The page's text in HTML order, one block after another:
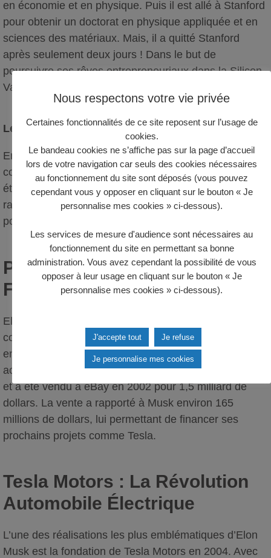
en économie et en physique. Puis il est allé à Stanford
pour obtenir un doctorat en physique appliquée et en
sciences des matériaux. Mais, il a quitté Stanford
après seulement deux jours ! Dans le but de
poursuivre ses rêves entrepreneuriaux dans la Silicon
Valley.
Les Débuts de l’Entrepreneuriat
En 1995, Elon Musk a co-fondé Zip2, une start-up de
contenus en ligne destinés aux journaux. La société a
été vendue avec succès à Compaq en 1999,
rapportant à Musk 22 millions de dollars. Pas mal
pour la création d’une première boite !
PayPal et la Révolution
Financière
Elon Musk a poursuivi son parcours entrepreneurial en
co-fondant X.com en 1999, une entreprise qui a
ensuite été rebaptisée PayPal. PayPal est devenu un
acteur majeur dans le secteur des paiements en ligne
et a été vendu à eBay en 2002 pour 1,5 milliard de
dollars. La vente a rapporté à Musk environ 165
millions de dollars, lui permettant de financer ses
prochains projets comme Tesla.
Tesla Motors : La Révolution
Automobile Électrique
L’une des réalisations les plus emblématiques d’Elon
Musk est la fondation de Tesla Motors en 2004. Avec
Nous respectons votre vie privée
Certaines fonctionnalités de ce site reposent sur l’usage de
cookies.
Le bandeau cookies ne s’affiche pas sur la page d’accueil
lors de votre navigation car seuls des cookies nécessaires
au fonctionnement du site sont déposés (vous pouvez
cependant vous y opposer en cliquant sur le bouton « Je
personnalise mes cookies » ci-dessous).
Les services de mesure d'audience sont nécessaires au
fonctionnement du site en permettant sa bonne
administration. Vous avez cependant la possibilité de vous
opposer à leur usage en cliquant sur le bouton « Je
personnalise mes cookies » ci-dessous).
J'accepte tout Je refuse
Je personnalise mes cookies